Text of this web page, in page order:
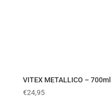
VITEX METALLICO – 700ml
€24,95